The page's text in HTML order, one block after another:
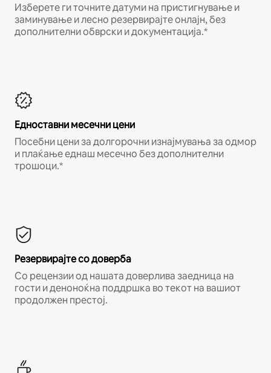
Изберете ги точните датуми на пристигнување и
заминување и лесно резервирајте онлајн, без
дополнителни обврски и документација.*
Едноставни месечни цени
Посебни цени за долгорочни изнајмувања за одмор
и плаќање еднаш месечно без дополнителни
трошоци.*
Резервирајте со доверба
Со рецензии од нашата доверлива заедница на
гости и деноноќна поддршка во текот на вашиот
продолжен престој.